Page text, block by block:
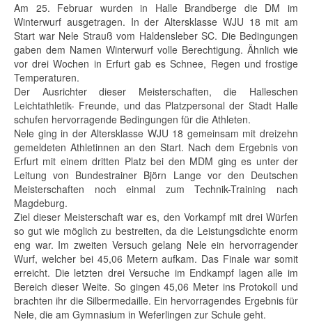
Am 25. Februar wurden in Halle Brandberge die DM im
Winterwurf ausgetragen. In der Altersklasse WJU 18 mit am
Start war Nele Strauß vom Haldensleber SC. Die Bedingungen
gaben dem Namen Winterwurf volle Berechtigung. Ähnlich wie
vor drei Wochen in Erfurt gab es Schnee, Regen und frostige
Temperaturen.
Der Ausrichter dieser Meisterschaften, die Halleschen
Leichtathletik- Freunde, und das Platzpersonal der Stadt Halle
schufen hervorragende Bedingungen für die Athleten.
Nele ging in der Altersklasse WJU 18 gemeinsam mit dreizehn
gemeldeten Athletinnen an den Start. Nach dem Ergebnis von
Erfurt mit einem dritten Platz bei den MDM ging es unter der
Leitung von Bundestrainer Björn Lange vor den Deutschen
Meisterschaften noch einmal zum Technik-Training nach
Magdeburg.
Ziel dieser Meisterschaft war es, den Vorkampf mit drei Würfen
so gut wie möglich zu bestreiten, da die Leistungsdichte enorm
eng war. Im zweiten Versuch gelang Nele ein hervorragender
Wurf, welcher bei 45,06 Metern aufkam. Das Finale war somit
erreicht. Die letzten drei Versuche im Endkampf lagen alle im
Bereich dieser Weite. So gingen 45,06 Meter ins Protokoll und
brachten ihr die Silbermedaille. Ein hervorragendes Ergebnis für
Nele, die am Gymnasium in Weferlingen zur Schule geht.